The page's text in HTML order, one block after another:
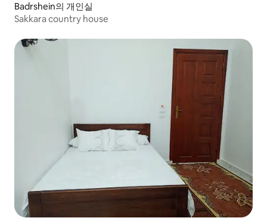
Badrshein의 개인실
Sakkara country house